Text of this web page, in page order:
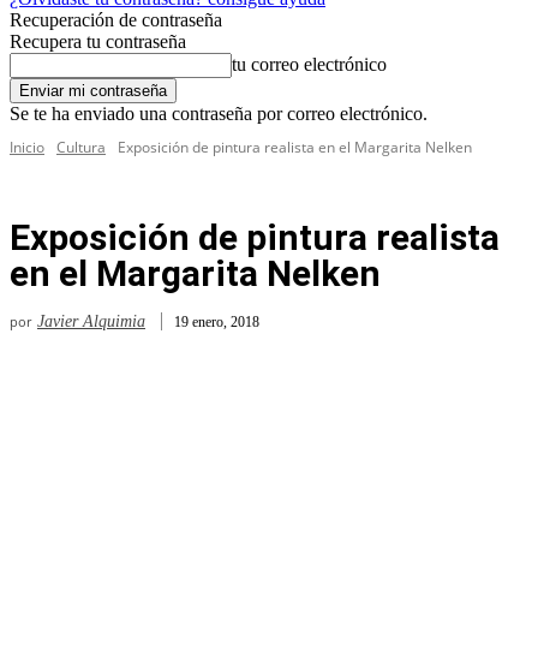
Recuperación de contraseña
Recupera tu contraseña
tu correo electrónico
Se te ha enviado una contraseña por correo electrónico.
Inicio Cultura Exposición de pintura realista en el Margarita Nelken
Exposición de pintura realista
en el Margarita Nelken
por Javier Alquimia 19 enero, 2018